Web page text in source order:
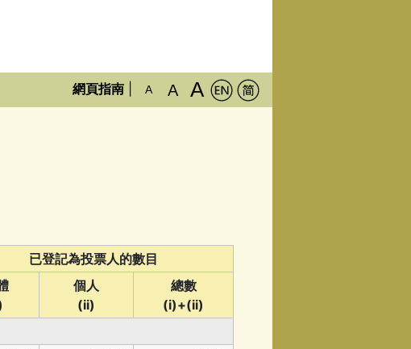
網頁指南 A A A
已登記為投票人的數目
個人
(ii)
總數
(i)+(ii)